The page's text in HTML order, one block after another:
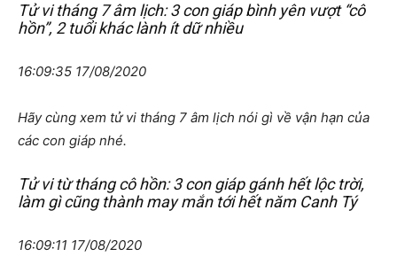
Tử vi tháng 7 âm lịch: 3 con giáp bình yên vượt “cô
hồn”, 2 tuổi khác lành ít dữ nhiều
16:09:35 17/08/2020
Hãy cùng xem tử vi tháng 7 âm lịch nói gì về vận hạn của
các con giáp nhé.
Tử vi từ tháng cô hồn: 3 con giáp gánh hết lộc trời,
làm gì cũng thành may mắn tới hết năm Canh Tý
16:09:11 17/08/2020